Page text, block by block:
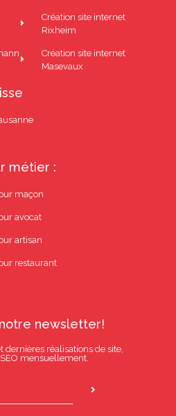
Création site internet
Rixheim
Création site internet
Masevaux
métier :
maçon
avocat
artisan
restaurant
notre newsletter!
dernières réalisations de site,
mensuellement.